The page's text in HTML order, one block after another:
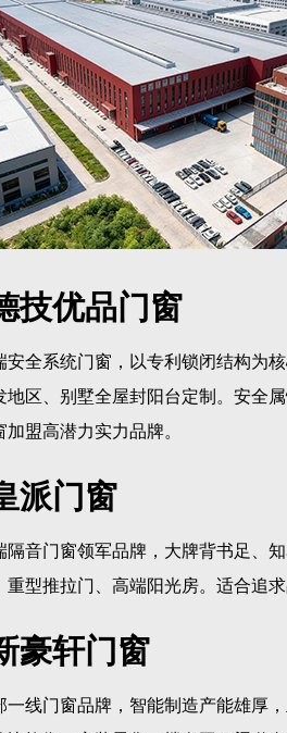
技优品门窗
安全系统门窗，以专利锁闭结构为
地区、别墅全屋封阳台定制。安全
加盟高潜力实力品牌。
派门窗
隔音门窗领军品牌，大牌背书足、
重型推拉门、高端阳光房。适合追
豪轩门窗
一线门窗品牌，智能制造产能雄厚